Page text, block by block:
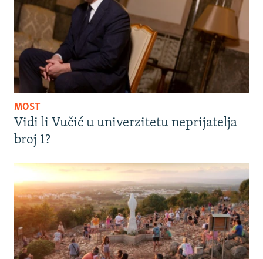
MOST
Vidi li Vučić u univerzitetu neprijatelja
broj 1?